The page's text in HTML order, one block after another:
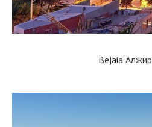
Bejaia Алжир